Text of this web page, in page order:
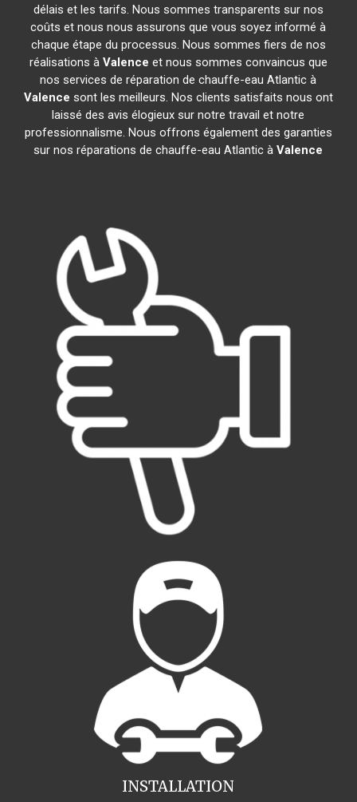
délais et les tarifs. Nous sommes transparents sur nos
coûts et nous nous assurons que vous soyez informé à
chaque étape du processus. Nous sommes fiers de nos
réalisations à Valence et nous sommes convaincus que
nos services de réparation de chauffe-eau Atlantic à
Valence sont les meilleurs. Nos clients satisfaits nous ont
laissé des avis élogieux sur notre travail et notre
professionnalisme. Nous offrons également des garanties
sur nos réparations de chauffe-eau Atlantic àValence
INSTALLATION